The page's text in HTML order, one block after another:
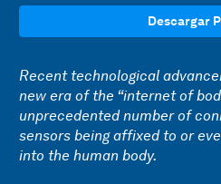
Descargar
Recent technological
new era of the “internet of
unprecedented number of
sensors being affixed to or
into the human body.